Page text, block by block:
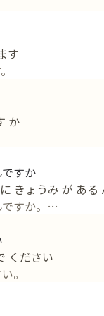
す
か
すか
きょうみ が ある
ですか。…
ください
。